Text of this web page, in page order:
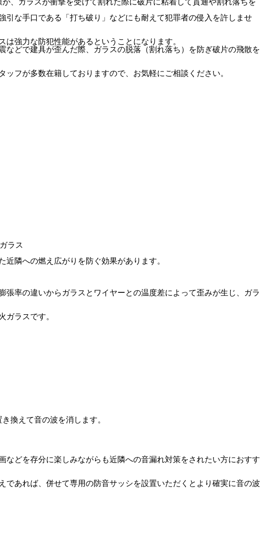
、ガラスが衝撃を受けて割れた際に破片に粘着して貫通や割れ落ちを
引な手口である「打ち破り」などにも耐えて犯罪者の侵入を許しませ
強力な防犯性能があるということになります。
どで建具が歪んだ際、ガラスの脱落（割れ落ち）を防ぎ破片の飛散を
フが多数在籍しておりますので、お気軽にご相談ください。
隣への燃え広がりを防ぐ効果があります。
率の違いからガラスとワイヤーとの温度差によって歪みが生じ、ガラ
ガラスです。
換えて音の波を消します。
どを存分に楽しみながらも近隣への音漏れ対策をされたい方におすす
あれば、併せて専用の防音サッシを設置いただくとより確実に音の波